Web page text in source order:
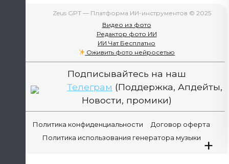
Zeus GPT — Платформа ИИ-инструментов © 2025
Видео из фото
Редактор фото ИИ
ИИ Чат Бесплатно
Оживить фото нейросетью
Подписывайтесь на наш
Телеграм (Поддержка, Апдейты,
Новости, промики)
Политика конфиденциальности
Договор оферта
Политика использования генератора музыки +